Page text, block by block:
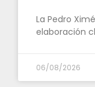
La Pedro
elaboración
06/08/2026